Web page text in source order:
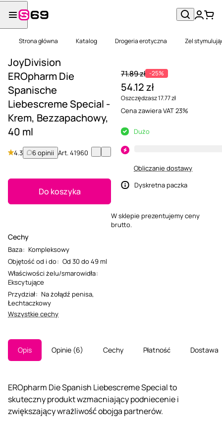
Strona główna Katalog Drogeria erotyczna Zel
JoyDivision
EROpharm Die
Spanische
Liebescreme Special -
Krem, Bezzapachowy,
40 ml
4.3 6 opinii Art.41960
Do koszyka
Cechy
Baza: Kompleksowy
Objętość od i do: Od 30 do 49 ml
Właściwości żelu/smarowidła:
Ekscytujące
Przydział: Na żołądź penisa,
Łechtaczkowy
Wszystkie cechy
71.89 zł -25%
54.12 zł
Oszczędzasz 17.77 zł
Cena zawiera VAT 23%
Dużo
Obliczanie dostawy
Dyskretna paczka
W sklepie prezentujemy ceny
brutto.
Opis Opinie 6 Cechy Płatność Dostawa
EROpharm Die Spanish Liebescreme Special to
skuteczny produkt wzmacniający podniecenie i
zwiększający wrażliwość obojga partnerów.